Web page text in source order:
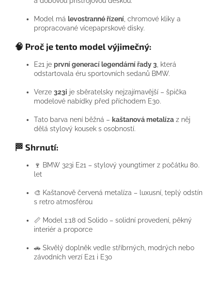
Model má levostranné řízení, chromové kliky a
propracované vícepaprskové disky.
🧠 Proč je tento model výjimečný:
E21 je první generací legendární řady 3, která
odstartovala éru sportovních sedanů BMW.
Verze 323i je sběratelsky nejzajímavější – špička
modelové nabídky před příchodem E30.
Tato barva není běžná – kaštanová metalíza z něj
dělá stylový kousek s osobností.
🏁 Shrnutí:
🍷 BMW 323i E21 – stylový youngtimer z počátku 80.
let
🎨 Kaštanově červená metalíza – luxusní, teplý odstín
s retro atmosférou
📏 Model 1:18 od Solido – solidní provedení, pěkný
interiér a proporce
🚗 Skvělý doplněk vedle stříbrných, modrých nebo
závodních verzí E21 i E30